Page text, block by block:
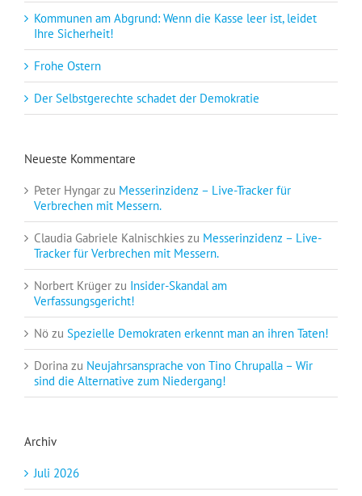
Kommunen am Abgrund: Wenn die Kasse leer ist, leidet
Ihre Sicherheit!
Frohe Ostern
Der Selbstgerechte schadet der Demokratie
Neueste Kommentare
Peter Hyngar zu Messerinzidenz – Live-Tracker für
Verbrechen mit Messern.
Claudia Gabriele Kalnischkies zu Messerinzidenz – Live-
Tracker für Verbrechen mit Messern.
Norbert Krüger zu Insider-Skandal am
Verfassungsgericht!
Nö zu Spezielle Demokraten erkennt man an ihren Taten!
Dorina zu Neujahrsansprache von Tino Chrupalla – Wir
sind die Alternative zum Niedergang!
Archiv
Juli 2026